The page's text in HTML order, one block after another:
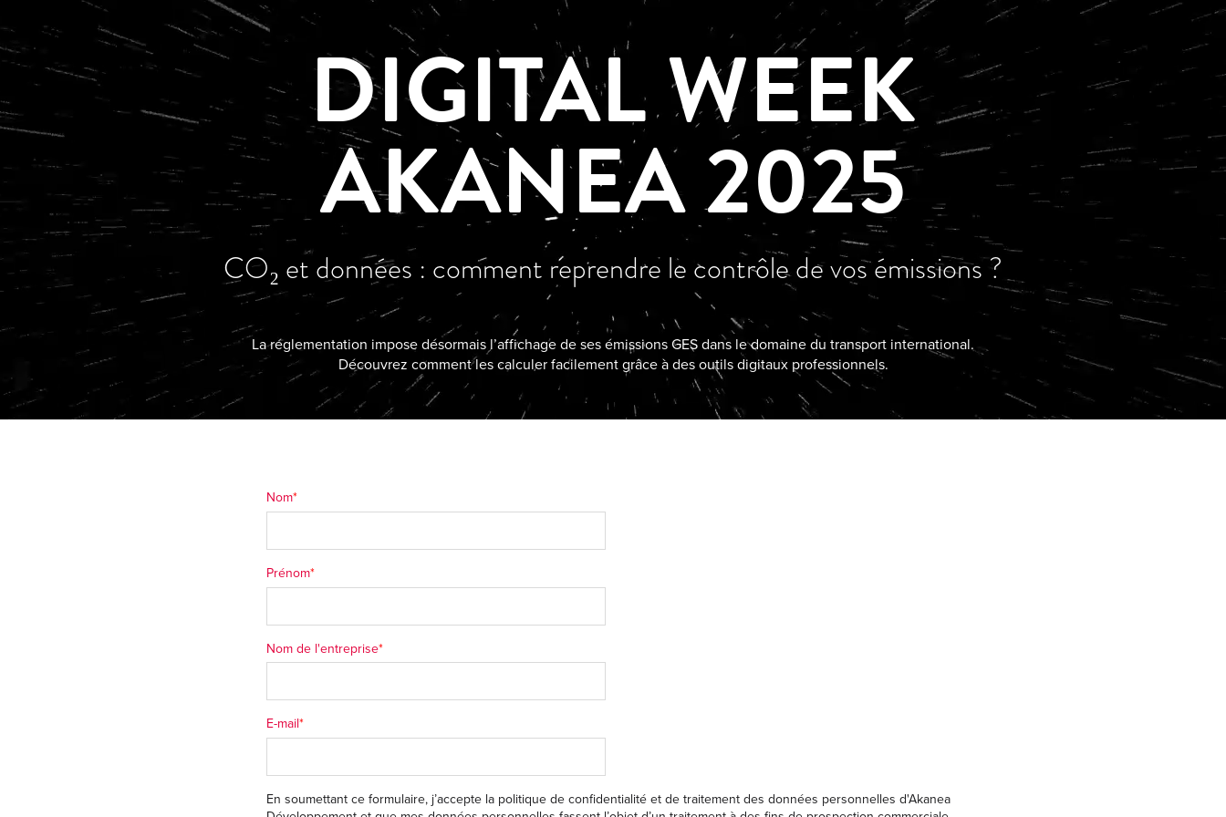
DIGITAL WEEK
AKANEA 2025
CO₂ et données : comment reprendre le contrôle de vos émissions ?
La réglementation impose désormais l’affichage de ses émissions GES dans le domaine du transport international.
Découvrez comment les calculer facilement grâce à des outils digitaux professionnels.
Nom*
Prénom*
Nom de l'entreprise*
E-mail*
En soumettant ce formulaire, j’accepte la politique de confidentialité et de traitement des données personnelles d'Akanea